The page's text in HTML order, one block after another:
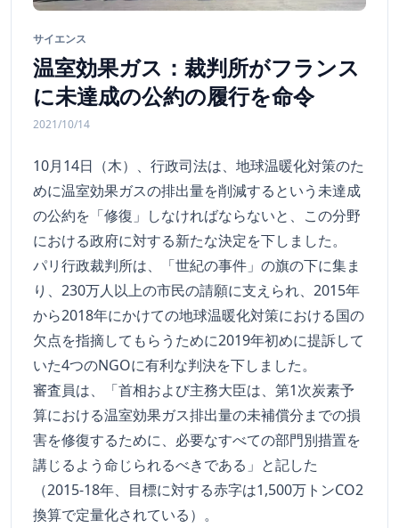
サイエンス
温室効果ガス：裁判所がフランス
に未達成の公約の履行を命令
2021/10/14
10月14日（木）、行政司法は、地球温暖化対策のた
めに温室効果ガスの排出量を削減するという未達成
の公約を「修復」しなければならないと、この分野
における政府に対する新たな決定を下しました。
パリ行政裁判所は、「世紀の事件」の旗の下に集ま
り、230万人以上の市民の請願に支えられ、2015年
から2018年にかけての地球温暖化対策における国の
欠点を指摘してもらうために2019年初めに提訴して
いた4つのNGOに有利な判決を下しました。
審査員は、「首相および主務大臣は、第1次炭素予
算における温室効果ガス排出量の未補償分までの損
害を修復するために、必要なすべての部門別措置を
講じるよう命じられるべきである」と記した
（2015-18年、目標に対する赤字は1,500万トンCO2
換算で定量化されている）。